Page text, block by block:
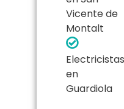
Vicente de
Montalt
Electricistas
en
Guardiola